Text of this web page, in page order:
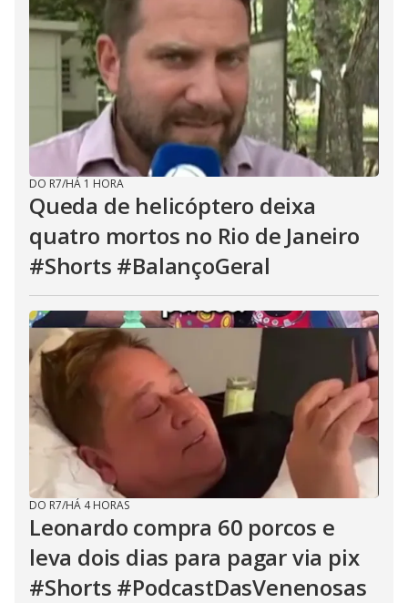
i
d
e
o
DO R7/HÁ 1 HORA
Queda de helicóptero deixa
quatro mortos no Rio de Janeiro
#Shorts #BalançoGeral
DO R7/HÁ 4 HORAS
Leonardo compra 60 porcos e
leva dois dias para pagar via pix
#Shorts #PodcastDasVenenosas